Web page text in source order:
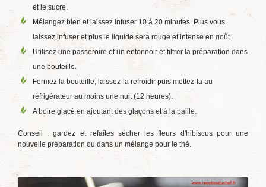
et le sucre.
Mélangez bien et laissez infuser 10 à 20 minutes. Plus vous
laissez infuser et plus le liquide sera rouge et intense en goût.
Utilisez une passeroire et un entonnoir et filtrer la préparation dans
une bouteille.
Fermez la bouteille, laissez-la refroidir puis mettez-la au
réfrigérateur au moins une nuit (12 heures).
A boire glacé en ajoutant des glaçons et à la paille.
Conseil : gardez et refaîtes sécher les fleurs d'hibiscus pour une
nouvelle préparation ou dans un mélange pour le thé.